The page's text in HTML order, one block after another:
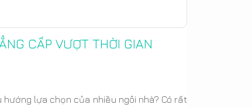
CẤP VƯỢT THỜI GIAN
lựa chọn của nhiều ngôi nhà? Có rất